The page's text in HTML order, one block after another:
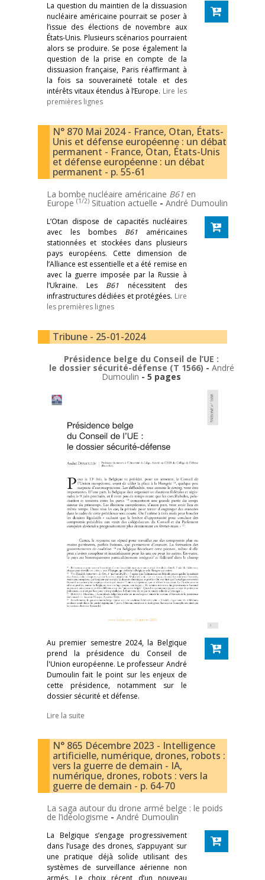
La question du maintien de la dissuasion
nucléaire américaine pourrait se poser à
l’issue des élections de novembre aux
États-Unis. Plusieurs scénarios pourraient
alors se produire. Se pose également la
question de la prise en compte de la
dissuasion française, Paris réaffirmant à
la fois sa souveraineté totale et des
intérêts vitaux étendus à l’Europe. Lire les
premières lignes
N° 870 Mai 2024 - France, Otan, États-
Unis et défense européenne : un débat
permanent - France, Otan, États-Unis
et défense européenne : un débat
permanent - p. 55-61
La bombe nucléaire américaine B61 en
Europe (1/2) Situation actuelle - André Dumoulin
L’Otan dispose de capacités nucléaires
avec les bombes B61 américaines
stationnées et stockées dans plusieurs
pays européens. Cette dimension de
l’Alliance est essentielle et a été remise en
avec la guerre imposée par la Russie à
l’Ukraine. Les B61 nécessitent des
infrastructures dédiées et protégées. Lire
les premières lignes
Tribune - 25-01-2024
Présidence belge du Conseil de l’UE :
le dossier sécurité-défense (T 1566) - André
Dumoulin - 5 pages
Au premier semestre 2024, la Belgique
prend la présidence du Conseil de
l'Union européenne. Le professeur André
Dumoulin fait le point sur les enjeux de
cette présidence, notamment sur le
dossier sécurité et défense.
Lire la suite
N° 865 Décembre 2023 - Intelligence
artificielle, numérique, drones, robots :
vers la guerre de demain - IA,
numérique, drones, robots : vers la
guerre de demain - p. 64-70
La saga autour du drone armé belge : le poids
de l’idéologisme - André Dumoulin
La Belgique s’engage progressivement
dans l’usage des drones, s’appuyant sur
une pratique déjà solide utilisant des
systèmes de surveillance aérienne non
armés. Le choix récent d’un nouveau